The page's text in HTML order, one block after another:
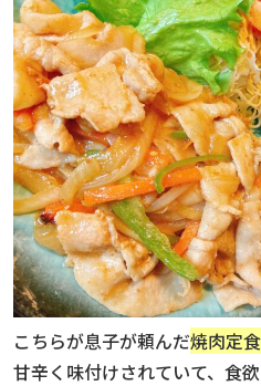
こちらが息子が頼んだ焼肉定食
甘辛く味付けされていて、食